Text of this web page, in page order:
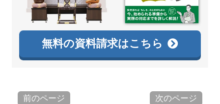
無料の資料請求はこちら
前のページ 次のページ